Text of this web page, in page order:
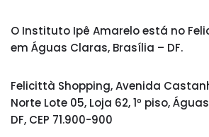
O Instituto Ipê Amarelo está no
em Águas Claras, Brasília – DF.
Felicittà Shopping, Avenida
Norte Lote 05, Loja 62, 1º piso,
DF, CEP 71.900-900